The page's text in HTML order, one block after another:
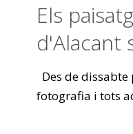
Els
d'Alacant
Des de
fotografia i tots